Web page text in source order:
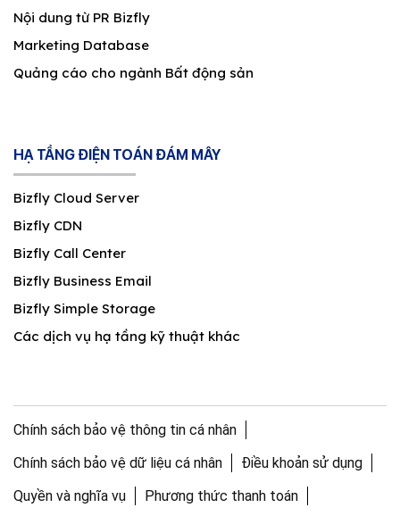
Nội dung từ PR Bizfly
Marketing Database
Quảng cáo cho ngành Bất động sản
HẠ TẦNG ĐIỆN TOÁN ĐÁM MÂY
Bizfly Cloud Server
Bizfly CDN
Bizfly Call Center
Bizfly Business Email
Bizfly Simple Storage
Các dịch vụ hạ tầng kỹ thuật khác
Chính sách bảo vệ thông tin cá nhân
Chính sách bảo vệ dữ liệu cá nhân
Điều khoản sử dụng
Quyền và nghĩa vụ
Phương thức thanh toán